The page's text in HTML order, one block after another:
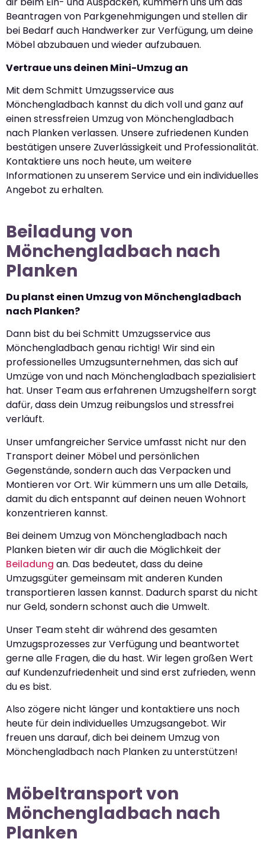
Beantragen von Parkgenehmigungen und stellen dir
bei Bedarf auch Handwerker zur Verfügung, um deine
Möbel abzubauen und wieder aufzubauen.
Vertraue uns deinen Mini-Umzug an
Mit dem Schmitt Umzugsservice aus
Mönchengladbach kannst du dich voll und ganz auf
einen stressfreien Umzug von Mönchengladbach
nach Planken verlassen. Unsere zufriedenen Kunden
bestätigen unsere Zuverlässigkeit und Professionalität.
Kontaktiere uns noch heute, um weitere
Informationen zu unserem Service und ein individuelles
Angebot zu erhalten.
Beiladung von
Mönchengladbach nach
Planken
Du planst einen Umzug von Mönchengladbach
nach Planken?
Dann bist du bei Schmitt Umzugsservice aus
Mönchengladbach genau richtig! Wir sind ein
professionelles Umzugsunternehmen, das sich auf
Umzüge von und nach Mönchengladbach spezialisiert
hat. Unser Team aus erfahrenen Umzugshelfern sorgt
dafür, dass dein Umzug reibungslos und stressfrei
verläuft.
Unser umfangreicher Service umfasst nicht nur den
Transport deiner Möbel und persönlichen
Gegenstände, sondern auch das Verpacken und
Montieren vor Ort. Wir kümmern uns um alle Details,
damit du dich entspannt auf deinen neuen Wohnort
konzentrieren kannst.
Bei deinem Umzug von Mönchengladbach nach
Planken bieten wir dir auch die Möglichkeit der
Beiladung an. Das bedeutet, dass du deine
Umzugsgüter gemeinsam mit anderen Kunden
transportieren lassen kannst. Dadurch sparst du nicht
nur Geld, sondern schonst auch die Umwelt.
Unser Team steht dir während des gesamten
Umzugsprozesses zur Verfügung und beantwortet
gerne alle Fragen, die du hast. Wir legen großen Wert
auf Kundenzufriedenheit und sind erst zufrieden, wenn
du es bist.
Also zögere nicht länger und kontaktiere uns noch
heute für dein individuelles Umzugsangebot. Wir
freuen uns darauf, dich bei deinem Umzug von
Mönchengladbach nach Planken zu unterstützen!
Möbeltransport von
Mönchengladbach nach
Planken